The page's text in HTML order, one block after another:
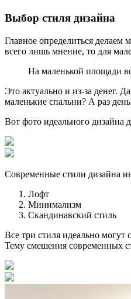
Выбор стиля дизайна
Главное определиться
всего лишь мнение, то для
На маленькой площади
Это актуально и из-за денег.
маленькие спальни? А раз
Вот фото идеального дизайна
Современные стили дизайна
Лофт
Минимализм
Скандинавский стиль
Все три стиля идеально
Тему смешения современных